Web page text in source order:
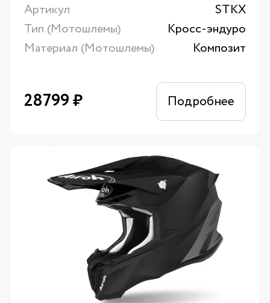
Артикул
STKX
Тип (Мотошлемы)
Кросс-эндуро
Материал (Мотошлемы)
Композит
28799₽ Подробнее